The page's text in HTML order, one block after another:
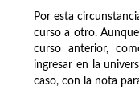
Por esta
curso a otro.
curso anterior,
ingresar en la
caso, con la nota